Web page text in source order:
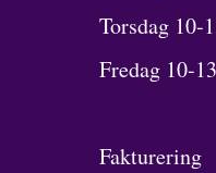
Torsdag 10-
Fredag 10-13
Fakturering